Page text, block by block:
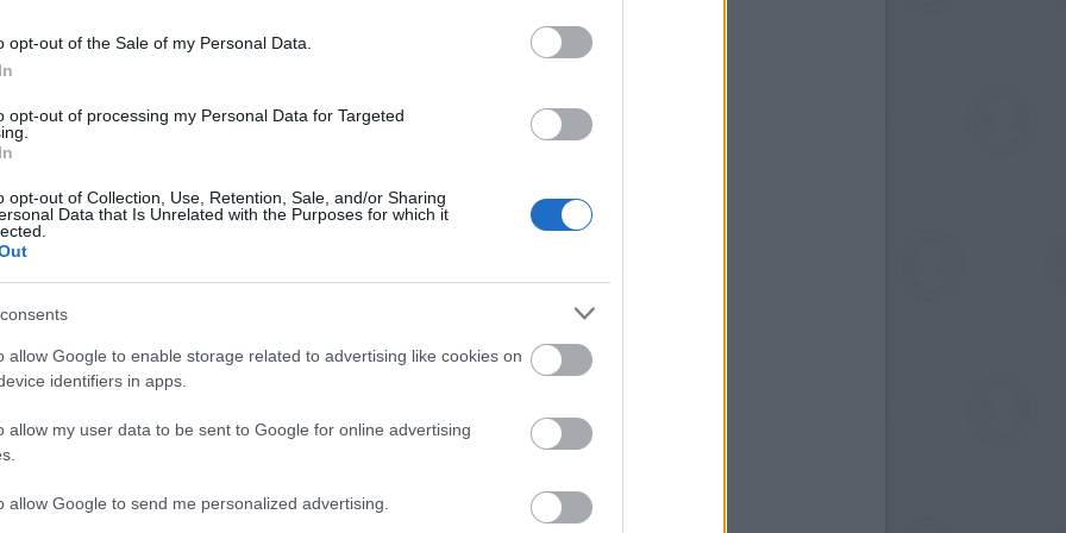
opt-out of the Sale of my Personal Data.
opt-out of processing my Personal Data for Targeted
opt-out of Collection, Use, Retention, Sale, and/or Sharing
Data that Is Unrelated with the Purposes for which it
allow Google to enable storage related to advertising like cookies on
identifiers in apps.
allow my user data to be sent to Google for online advertising
allow Google to send me personalized advertising.
SÁRKÁNYOK,
ROSSZFIÚK – A
LEGKEDVELTEBB
MOZIJA
ŐRÜLT FILM: JÖN
LEGJOBBAN
CINEFESTEN